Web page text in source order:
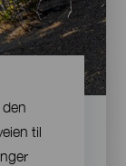
til